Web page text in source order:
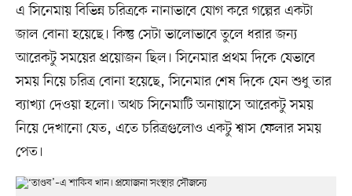
এ সিনেমায় বিভিন্ন চরিত্রকে নানাভাবে যোগ করে গল্পের একটা
জাল বোনা হয়েছে। কিন্তু সেটা ভালোভাবে তুলে ধরার জন্য
আরেকটু সময়ের প্রয়োজন ছিল। সিনেমার প্রথম দিকে যেভাবে
সময় নিয়ে চরিত্র বোনা হয়েছে, সিনেমার শেষ দিকে যেন শুধু তার
ব্যাখ্যা দেওয়া হলো। অথচ সিনেমাটি অনায়াসে আরেকটু সময়
নিয়ে দেখানো যেত, এতে চরিত্রগুলোও একটু শ্বাস ফেলার সময়
পেত।